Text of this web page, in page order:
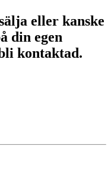
eller kanske
din egen
kontaktad.